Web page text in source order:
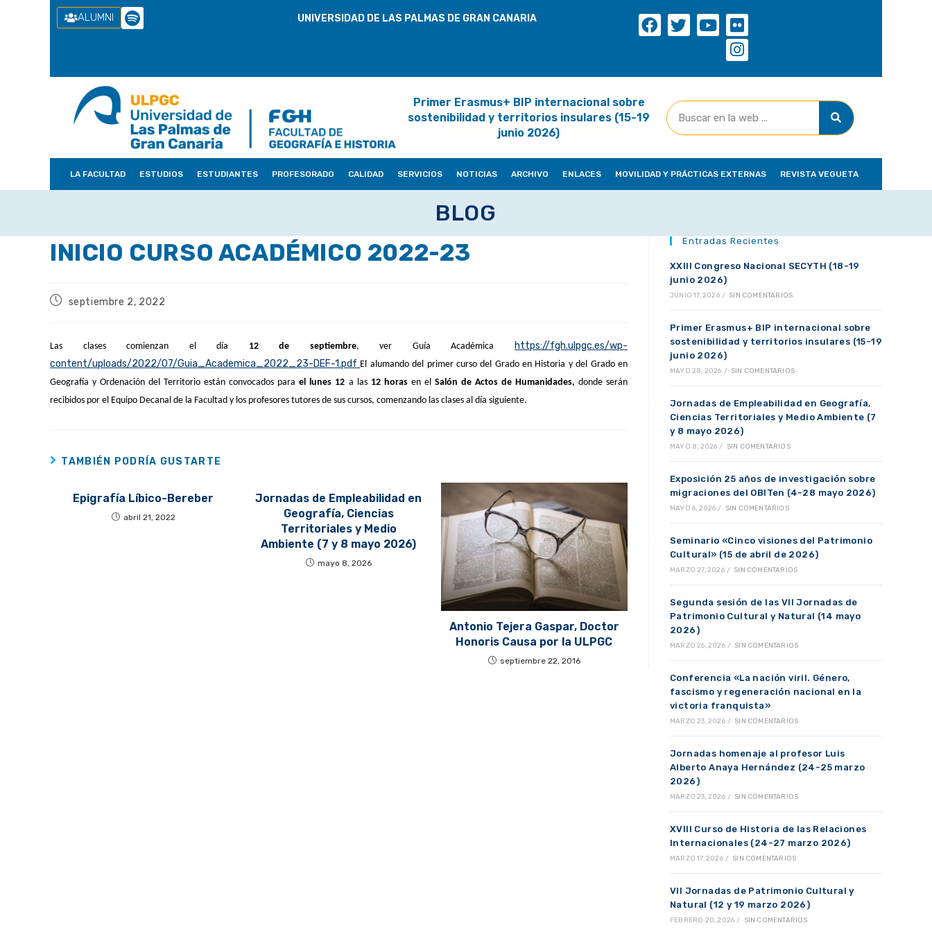
ALUMNI UNIVERSIDAD DE LAS PALMAS DE GRAN CANARIA
Primer Erasmus+ BIP internacional sobre
sostenibilidad y territorios insulares (15-19
junio 2026)
LA FACULTAD ESTUDIOS ESTUDIANTES PROFESORADO CALIDAD SERVICIOS NOTICIAS ARCHIVO ENLACES MOVILIDAD Y PRÁCTICAS EXTERNAS REVISTA VEGUETA
BLOG
INICIO CURSO ACADÉMICO 2022-23
septiembre 2, 2022
Las clases comienzan el día 12 de septiembre, ver Guía Académicahttps://fgh.ulpgc.es/wp-
content/uploads/2022/07/Guia_Academica_2022_23-DEF-1.pdf El alumandodel primer curso del Grado en Historia y del Grado en
Geografía y Ordenación del Territorio están convocados parael lunes 12 a las 12 horas en el Salón de Actos de Humanidades, donde serán
recibidos por el Equipo Decanal de la Facultad y los profesores tutores de sus cursos, comenzando las clases al día siguiente.
TAMBIÉN PODRÍA GUSTARTE
Epigrafía Líbico-Bereber
abril 21, 2022
Jornadas de Empleabilidad en
Geografía, Ciencias
Territoriales y Medio
Ambiente (7 y 8 mayo 2026)
mayo 8, 2026
Antonio Tejera Gaspar, Doctor
Honoris Causa por la ULPGC
septiembre 22, 2016
Entradas Recientes
XXIII Congreso Nacional SECYTH (18-19
junio 2026)
JUNIO 17, 2026 / SIN COMENTARIOS
Primer Erasmus+ BIP internacional sobre
sostenibilidad y territorios insulares (15-19
junio 2026)
MAYO 28, 2026 / SIN COMENTARIOS
Jornadas de Empleabilidad en Geografía,
Ciencias Territoriales y Medio Ambiente (7
y 8 mayo 2026)
MAYO 8, 2026 / SIN COMENTARIOS
Exposición 25 años de investigación sobre
migraciones del OBITen (4-28 mayo 2026)
MAYO 6, 2026 / SIN COMENTARIOS
Seminario «Cinco visiones del Patrimonio
Cultural» (15 de abril de 2026)
MARZO 27, 2026 / SIN COMENTARIOS
Segunda sesión de las VII Jornadas de
Patrimonio Cultural y Natural (14 mayo
2026)
MARZO 26, 2026 / SIN COMENTARIOS
Conferencia «La nación viril. Género,
fascismo y regeneración nacional en la
victoria franquista»
MARZO 23, 2026 / SIN COMENTARIOS
Jornadas homenaje al profesor Luis
Alberto Anaya Hernández (24-25 marzo
2026)
MARZO 23, 2026 / SIN COMENTARIOS
XVIII Curso de Historia de las Relaciones
Internacionales (24-27 marzo 2026)
MARZO 17, 2026 / SIN COMENTARIOS
VII Jornadas de Patrimonio Cultural y
Natural (12 y 19 marzo 2026)
FEBRERO 20, 2026 / SIN COMENTARIOS